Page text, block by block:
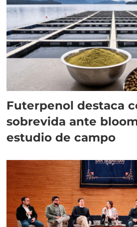
Futerpenol destaca
sobrevida ante
estudio de campo